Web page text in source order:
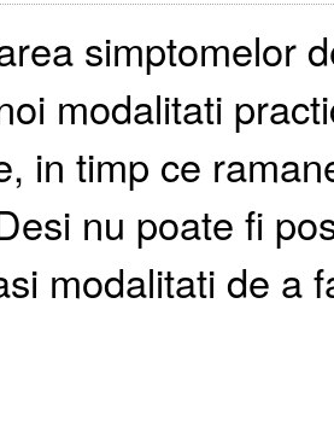
simptomelor
modalitati
in timp ce
nu poate fi
modalitati de a